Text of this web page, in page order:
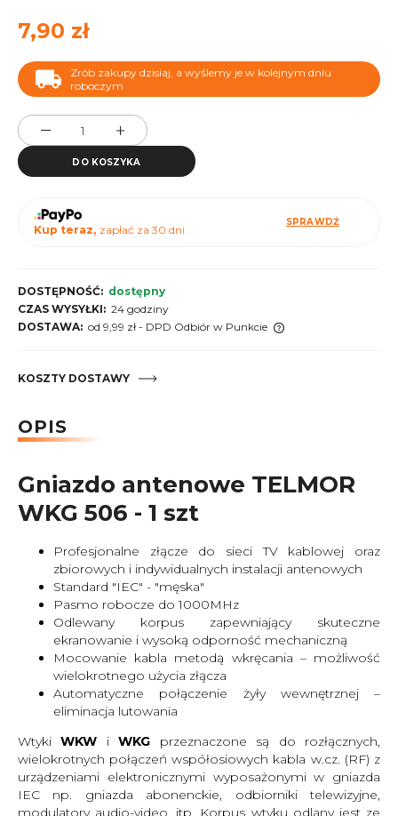
7,90 zł
Zrób zakupy dzisiaj, a wyślemy je w kolejnym dniu
roboczym
DO KOSZYKA
Kup teraz, zapłać za 30 dni
SPRAWDŹ
DOSTĘPNOŚĆ: dostępny
CZAS WYSYŁKI: 24 godziny
DOSTAWA: od 9,99 zł - DPD Odbiór w Punkcie
KOSZTY DOSTAWY
OPIS
Gniazdo antenowe TELMOR
WKG 506 - 1 szt
Profesjonalne złącze do sieci TV kablowej oraz
zbiorowych i indywidualnych instalacji antenowych
Standard "IEC" - "męska"
Pasmo robocze do 1000MHz
Odlewany korpus zapewniający skuteczne
ekranowanie i wysoką odporność mechaniczną
Mocowanie kabla metodą wkręcania – możliwość
wielokrotnego użycia złącza
Automatyczne połączenie żyły wewnętrznej –
eliminacja lutowania
WtykiWKW iWKG przeznaczone są do rozłącznych,
wielokrotnych połączeń współosiowych kabla w.cz. (RF) z
urządzeniami elektronicznymi wyposażonymi w gniazda
IEC np. gniazda abonenckie, odbiorniki telewizyjne,
modulatory audio-video, itp. Korpus wtyku odlany jest ze